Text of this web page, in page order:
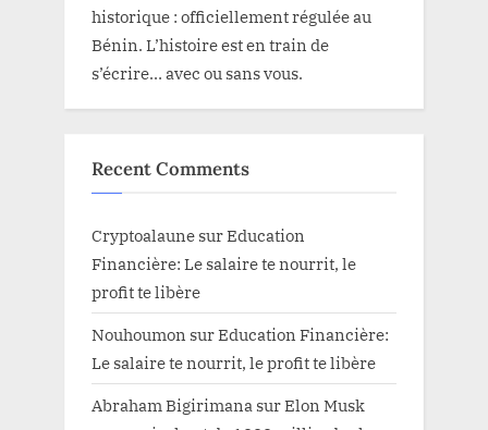
historique : officiellement régulée au
Bénin. L’histoire est en train de
s’écrire… avec ou sans vous.
Recent Comments
Cryptoalaune surEducation
Financière: Le salaire te nourrit, le
profit te libère
Nouhoumon surEducation Financière:
Le salaire te nourrit, le profit te libère
Abraham Bigirimana surElon Musk